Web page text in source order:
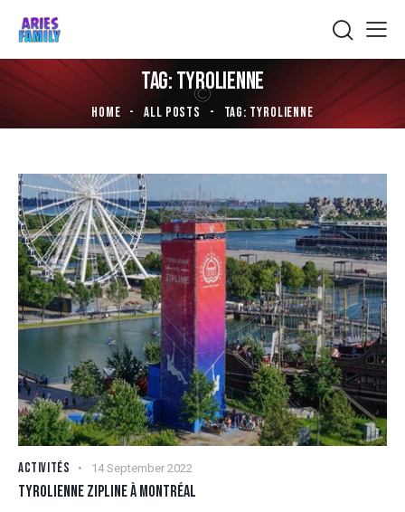
TAG: TYROLIENNE
HOME ALL POSTS TAG: TYROLIENNE
ACTIVITÉS 14 September 2022
TYROLIENNE ZIPLINE À MONTRÉAL